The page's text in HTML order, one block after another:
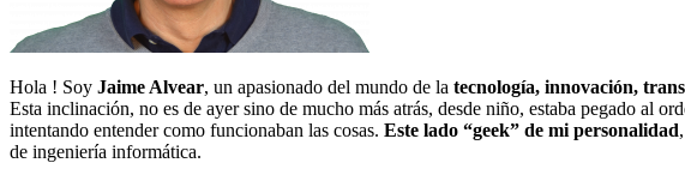
Hola ! Soy Jaime Alvear, un apasionado del mundo de la tecnología, innovación,
Esta inclinación, no es de ayer sino de mucho más atrás, desde niño, estaba pegado al
intentando entender como funcionaban las cosas. Este lado “geek” de mi personalidad
de ingeniería informática.